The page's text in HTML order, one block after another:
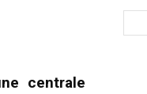
centrale